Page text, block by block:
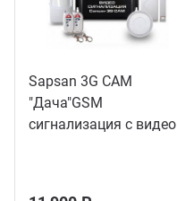
Sapsan 3G CAM
"Дача"GSM
сигнализация с видео